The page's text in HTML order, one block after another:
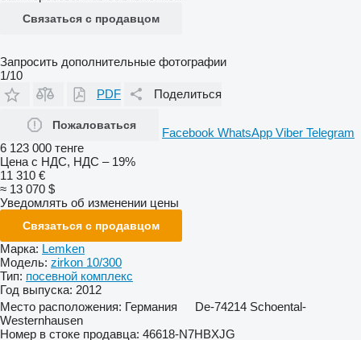
Связаться с продавцом
Запросить дополнительные фотографии
1/10
PDF
Поделиться
Пожаловаться
Facebook WhatsApp Viber Telegram
6 123 000 тенге
Цена с НДС, НДС – 19%
11 310 €
≈ 13 070 $
Уведомлять об изменении цены
Связаться с продавцом
Марка: Lemken
Модель: zirkon 10/300
Тип: посевной комплекс
Год выпуска: 2012
Место расположения: Германия
De-74214 Schoental-
Westernhausen
Номер в стоке продавца: 46618-N7HBXJG